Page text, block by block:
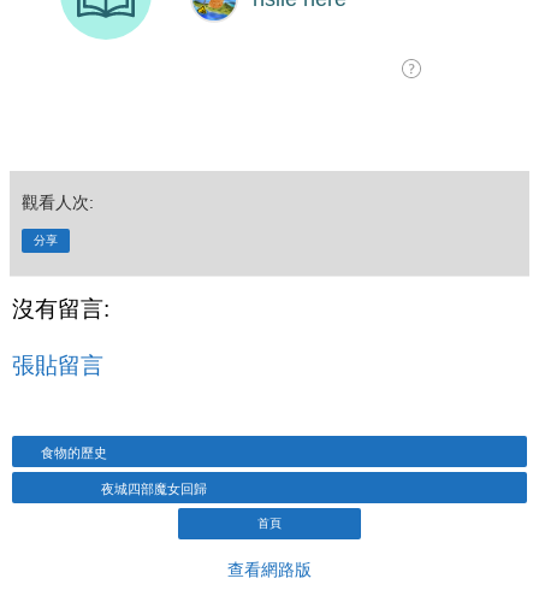
觀看人次:
分享
沒有留言:
張貼留言
食物的歷史
夜城四部魔女回歸
首頁
查看網路版